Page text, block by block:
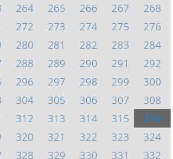
264 265 266 267
268
272 273 274 275
276
280 281 282 283
284
288 289 290 291
292
296 297 298 299
300
304 305 306 307
308
312 313 314 315
316
320 321 322 323
324
328 329 330 331
332